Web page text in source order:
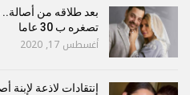
بعد طلاقه من أصالة..
تصغره ب 30 عاما
أغسطس 17, 2020
إنتقادات لاذعة